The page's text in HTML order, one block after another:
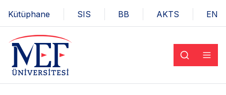
Kütüphane SIS BB AKTS EN